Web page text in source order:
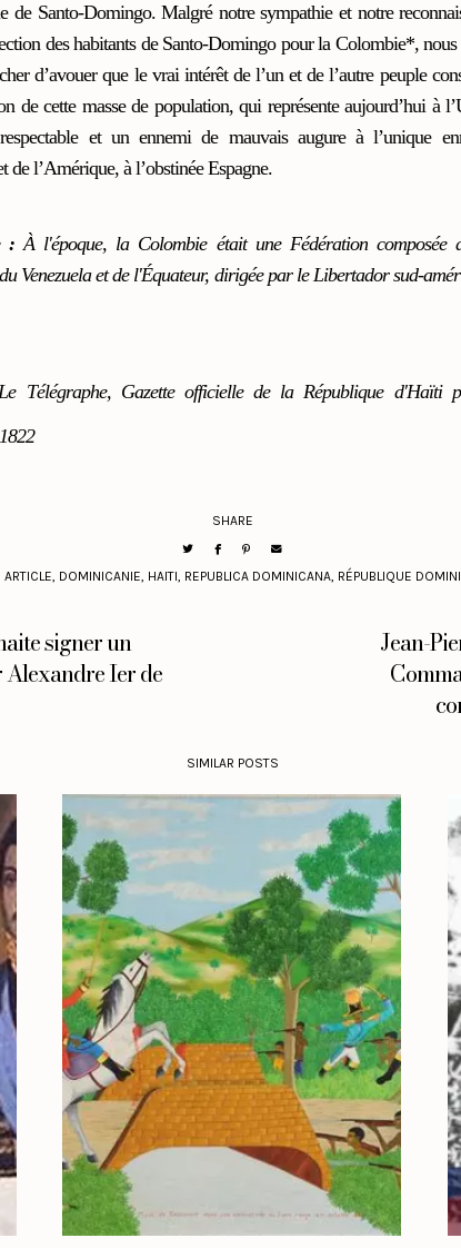
de Santo-Domingo. Malgré notre sympathie et notre
des habitants de Santo-Domingo pour la Colombie*,
d’avouer que le vrai intérêt de l’un et de l’autre peuple
de cette masse de population, qui représente aujourd’hui à
respectable et un ennemi de mauvais augure à l’unique
de l’Amérique, à l’obstinée Espagne.
:À l'époque, la Colombie était une Fédération composée
Venezuela et de l'Équateur, dirigée par le Libertador sud-
Télégraphe, Gazette officielle de la République d'Haïti
SHARE
ARTICLE, DOMINICANIE, HAITI, REPUBLICA DOMINICANA, RÉPUBLIQUE
signer un
Alexandre Ier de
Jean-
SIMILAR POSTS